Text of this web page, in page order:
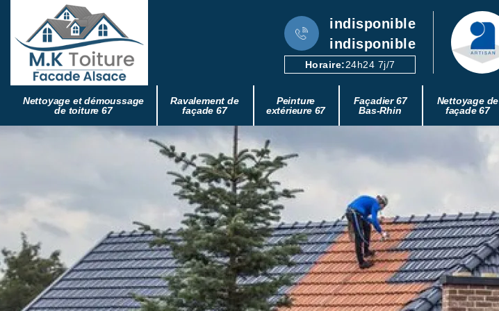
indisponible
indisponible
Horaire:24h24 7j/7
Nettoyage et démoussage
de toiture 67
Ravalement de
façade 67
Peinture
extérieure 67
Façadier 67
Bas-Rhin
Nettoyage de
façade 67